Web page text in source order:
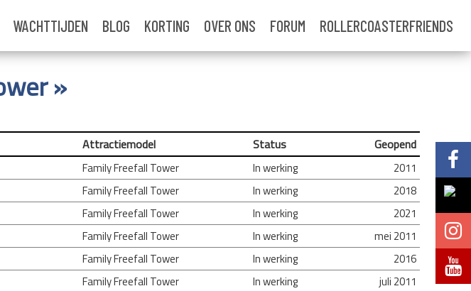
WACHTTIJDEN BLOG KORTING OVER ONS FORUM ROLLERCOASTERFRIENDS
Volg @Pretparkenbe
Volg @Pretparkenbe
Volg @Pretparken.be
Volg @Pretparkenbe
»
Attractiemodel Status Geopend
Family Freefall Tower In werking
2011
Family Freefall Tower In werking
2018
Family Freefall Tower In werking
2021
Family Freefall Tower In werking
mei 2011
Family Freefall Tower In werking
2016
Family Freefall Tower In werking
juli 2011